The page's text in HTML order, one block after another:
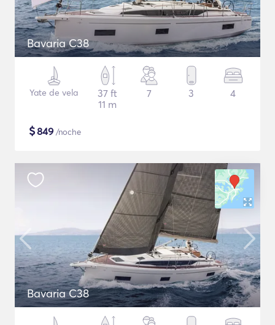
Bavaria C38
Yate de vela
37 ft
11 m
7 3 4
$849 /noche
Bavaria C38